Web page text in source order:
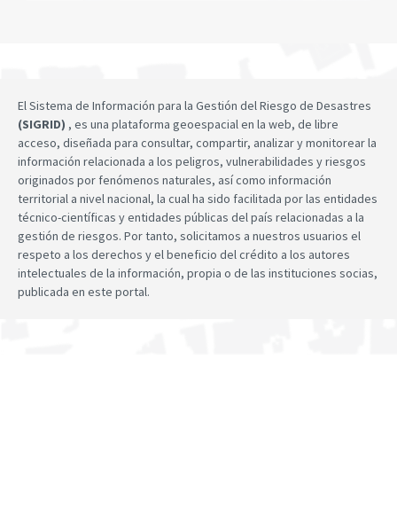
El Sistema de Información para la Gestión del Riesgo de Desastres
(SIGRID) , es una plataforma geoespacial en la web, de libre
acceso, diseñada para consultar, compartir, analizar y monitorear la
información relacionada a los peligros, vulnerabilidades y riesgos
originados por fenómenos naturales, así como información
territorial a nivel nacional, la cual ha sido facilitada por las entidades
técnico-científicas y entidades públicas del país relacionadas a la
gestión de riesgos. Por tanto, solicitamos a nuestros usuarios el
respeto a los derechos y el beneficio del crédito a los autores
intelectuales de la información, propia o de las instituciones socias,
publicada en este portal.